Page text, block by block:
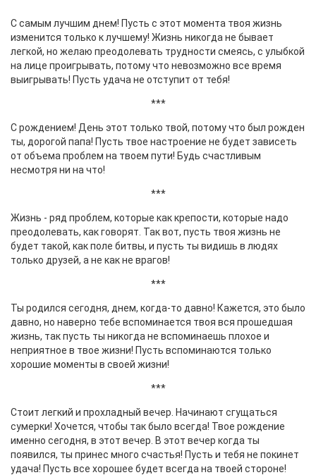
С самым лучшим днем! Пусть с этот момента твоя жизнь
изменится только к лучшему! Жизнь никогда не бывает
легкой, но желаю преодолевать трудности смеясь, с улыбкой
на лице проигрывать, потому что невозможно все время
выигрывать! Пусть удача не отступит от тебя!
***
С рождением! День этот только твой, потому что был рожден
ты, дорогой папа! Пусть твое настроение не будет зависеть
от объема проблем на твоем пути! Будь счастливым
несмотря ни на что!
***
Жизнь - ряд проблем, которые как крепости, которые надо
преодолевать, как говорят. Так вот, пусть твоя жизнь не
будет такой, как поле битвы, и пусть ты видишь в людях
только друзей, а не как не врагов!
***
Ты родился сегодня, днем, когда-то давно! Кажется, это было
давно, но наверно тебе вспоминается твоя вся прошедшая
жизнь, так пусть ты никогда не вспоминаешь плохое и
неприятное в твое жизни! Пусть вспоминаются только
хорошие моменты в своей жизни!
***
Стоит легкий и прохладный вечер. Начинают сгущаться
сумерки! Хочется, чтобы так было всегда! Твое рождение
именно сегодня, в этот вечер. В этот вечер когда ты
появился, ты принес много счастья! Пусть и тебя не покинет
удача! Пусть все хорошее будет всегда на твоей стороне!